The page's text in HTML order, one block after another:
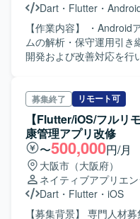
メンバーとの質問や提案
できる方にマッチするポジション
力】 Flutterを用いたモ
で一貫して携わることが
技術力・設計力を高められる点
Flutter（Dart）を用いた
ブラリとしてriverpod、
IDEはVSCodeを使用いた
キュメント管理は
用する想定です。
Dart ・ Flutter ・
【作業内容】 ・
ムの解析・保守運用引き
開発および改善対応を行
募集終了 リモート可
【Flutter/iOS/フルリ
康管理アプリ改修
〜500,000円/月
大阪市（大阪府）
ネイティブアプリエ
Dart ・ Flutter ・ iOS
【募集背景】 専門人材募集 【作業内容】 医療機器メ